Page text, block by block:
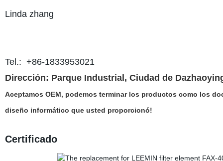
Linda zhang
Tel.: +86-1833953021
Dirección: Parque Industrial, Ciudad de
Aceptamos OEM, podemos terminar los productos como los
diseño informático que usted proporcionó!
Certificado